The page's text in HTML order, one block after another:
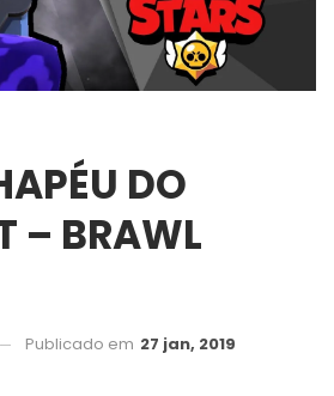
DO
– BRAWL
Publicado em 27 jan, 2019